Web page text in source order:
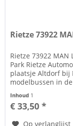
Rietze 73922
Rietze 73922
Park Rietze
plaatsje Altdorf bij
modelbussen in
Inhoud 1
€ 33,50 *
Op verlanglijst